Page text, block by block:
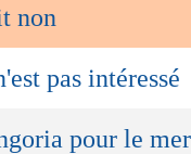
non
pas intéressé
pour le